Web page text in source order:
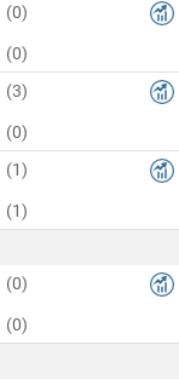
(0)
(0)
(3)
(0)
(1)
(1)
(0)
(0)